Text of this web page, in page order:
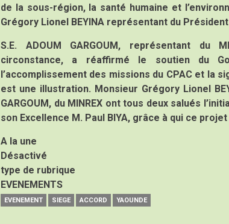
de la sous-région, la santé humaine et
Grégory Lionel BEYINA représentant du
S.E. ADOUM GARGOUM, représentant du
circonstance, a réaffirmé le soutien du
l’accomplissement des missions du CPAC et la
est une illustration. Monsieur Grégory Lionel
GARGOUM, du MINREX ont tous deux salués
son Excellence M. Paul BIYA, grâce à qui ce
A la une
Désactivé
type de rubrique
EVENEMENTS
EVENEMENT SIEGE ACCORD YAOUNDE